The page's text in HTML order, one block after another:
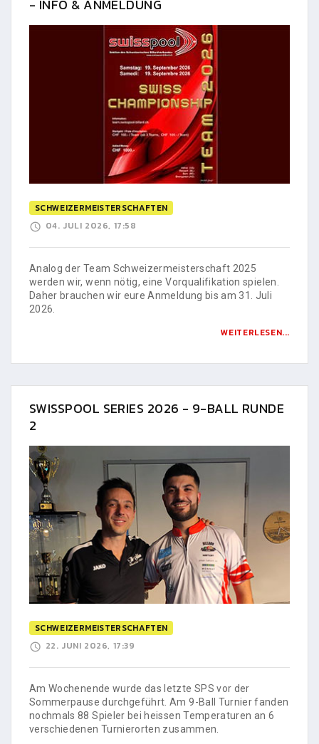
- INFO & ANMELDUNG
SCHWEIZERMEISTERSCHAFTEN
04. JULI 2026, 17:58
Analog der Team Schweizermeisterschaft 2025
werden wir, wenn nötig, eine Vorqualifikation spielen.
Daher brauchen wir eure Anmeldung bis am 31. Juli
2026.
WEITERLESEN...
SWISSPOOL SERIES 2026 - 9-BALL RUNDE
2
SCHWEIZERMEISTERSCHAFTEN
22. JUNI 2026, 17:39
Am Wochenende wurde das letzte SPS vor der
Sommerpause durchgeführt. Am 9-Ball Turnier fanden
nochmals 88 Spieler bei heissen Temperaturen an 6
verschiedenen Turnierorten zusammen.